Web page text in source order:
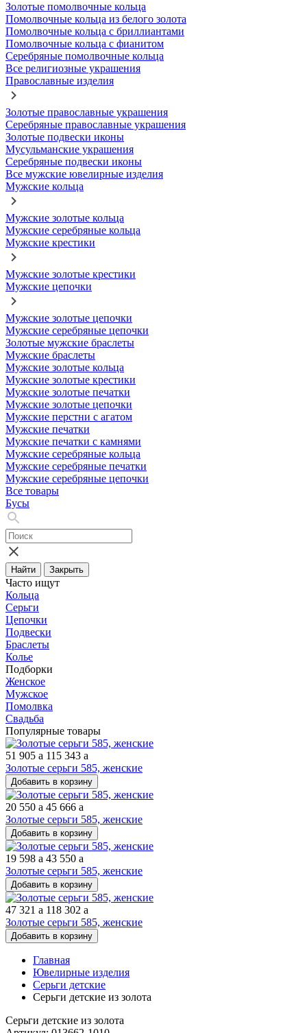
Золотые помолвочные кольца
Помолвочные кольца из белого золота
Помолвочные кольца с бриллиантами
Помолвочные кольца с фианитом
Серебряные помолвочные кольца
Все религиозные украшения
Православные изделия
Золотые православные украшения
Серебряные православные украшения
Золотые подвески иконы
Мусульманские украшения
Серебряные подвески иконы
Все мужские ювелирные изделия
Мужские кольца
Мужские золотые кольца
Мужские серебряные кольца
Мужские крестики
Мужские золотые крестики
Мужские цепочки
Мужские золотые цепочки
Мужские серебряные цепочки
Золотые мужские браслеты
Мужские браслеты
Мужские золотые кольца
Мужские золотые крестики
Мужские золотые печатки
Мужские золотые цепочки
Мужские перстни с агатом
Мужские печатки
Мужские печатки с камнями
Мужские серебряные кольца
Мужские серебряные печатки
Мужские серебряные цепочки
Все товары
Бусы
Найти Закрыть
Часто ищут
Кольца
Серьги
Цепочки
Подвески
Браслеты
Колье
Подборки
Женское
Мужское
Помолвка
Свадьба
Популярные товары
51 905 a 115 343 a
Золотые серьги 585, женские
Добавить в корзину
20 550 a 45 666 a
Золотые серьги 585, женские
Добавить в корзину
19 598 a 43 550 a
Золотые серьги 585, женские
Добавить в корзину
47 321 a 118 302 a
Золотые серьги 585, женские
Добавить в корзину
Главная
Ювелирные изделия
Серьги детские
Серьги детские из золота
Серьги детские из золота